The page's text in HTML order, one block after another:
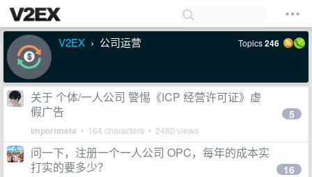
V2EX › 公司运营 Topics246
关于 个体/一人公司 警惕《ICP 经营许可证》虚
假广告
importmeta • 164 characters • 2482 views
5
问一下，注册一个一人公司 OPC，每年的成本实
打实的要多少？
16